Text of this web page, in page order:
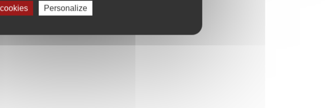
Personalize